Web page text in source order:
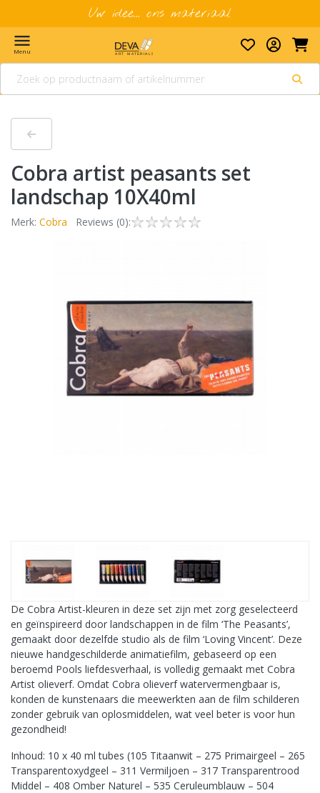
Uw idee... ons materiaal
menu
Menu
Cobra artist peasants set
landschap 10X40ml
Merk: Cobra Reviews (0):
De Cobra Artist-kleuren in deze set zijn met zorg geselecteerd
en geïnspireerd door landschappen in de film ‘The Peasants’,
gemaakt door dezelfde studio als de film ‘Loving Vincent’. Deze
nieuwe handgeschilderde animatiefilm, gebaseerd op een
beroemd Pools liefdesverhaal, is volledig gemaakt met Cobra
Artist olieverf. Omdat Cobra olieverf watervermengbaar is,
konden de kunstenaars die meewerkten aan de film schilderen
zonder gebruik van oplosmiddelen, wat veel beter is voor hun
gezondheid!
Inhoud: 10 x 40 ml tubes (105 Titaanwit – 275 Primairgeel – 265
Transparentoxydgeel – 311 Vermiljoen – 317 Transparentrood
Middel – 408 Omber Naturel – 535 Ceruleumblauw – 504